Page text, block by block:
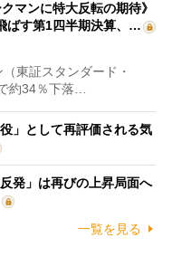
マンに特大反転の期待》
ばす第1四半期決算、…
東証スタンダード・
約34％下落…
」として再評価される気
発」は再びの上昇局面へ
一覧を見る